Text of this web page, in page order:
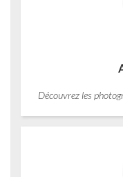
Découvrez les